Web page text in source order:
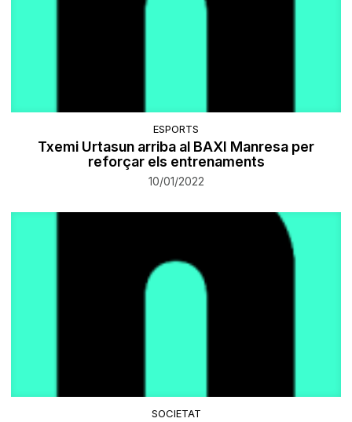
ESPORTS
Txemi Urtasun arriba al BAXI Manresa per
reforçar els entrenaments
10/01/2022
SOCIETAT